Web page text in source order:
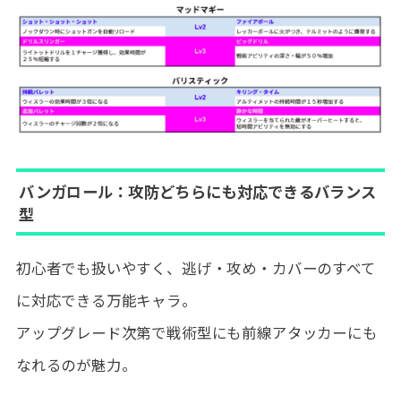
バンガロール：攻防どちらにも対応できるバランス
型
初心者でも扱いやすく、逃げ・攻め・カバーのすべて
に対応できる万能キャラ。
アップグレード次第で戦術型にも前線アタッカーにも
なれるのが魅力。